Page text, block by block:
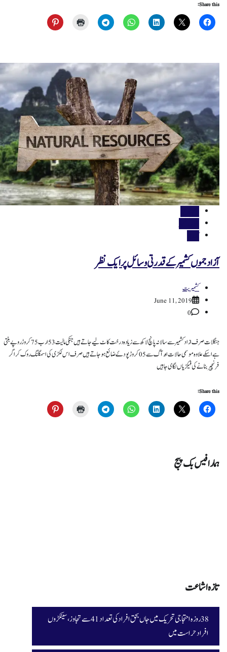
Share this:
آزاد جموں کشمیر کے قدرتی وسائل پر ایک نظر
کشمیریت
June 11, 2019
0
جنگلات صرف ازاد کشمیر سے سالانہ پانچ لاکھ سے زیادہ درخت کاٹ لیے جاتے ہیں جنکی مالیت 53ارب 75کروڑ روپے بنتی
ہے اسکے علاوہ موسمی حالات اورآگ سے 05 کروڑ پودۓ ضائع ہو جاتے ہیں صرف اس لکڑی کی اسمگلنگ روک کر اگر
فرنچیر بنانے کی فیکڑیاں لگای جاہیں
Share this:
ہمارا فیس بک پیج
تازہ اشاعت
38 روزہ احتجاجی تحریک میں جاں بحق افراد کی تعداد 41 سے تجاوز، سینکڑوں
افراد حراست میں